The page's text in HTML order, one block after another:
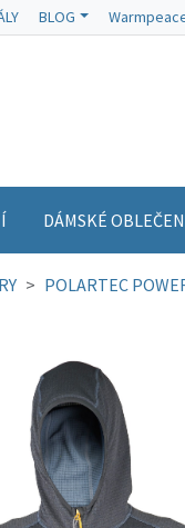
BLOG
DÁMSKÉ
POLARTEC